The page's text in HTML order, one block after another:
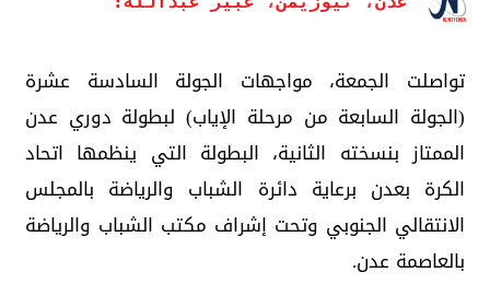
تواصلت الجمعة، مواجهات الجولة السادسة عشرة
(الجولة السابعة من مرحلة الإياب) لبطولة دوري عدن
الممتاز بنسخته الثانية، البطولة التي ينظمها اتحاد
الكرة بعدن برعاية دائرة الشباب والرياضة بالمجلس
الانتقالي الجنوبي وتحت إشراف مكتب الشباب والرياضة
بالعاصمة عدن.